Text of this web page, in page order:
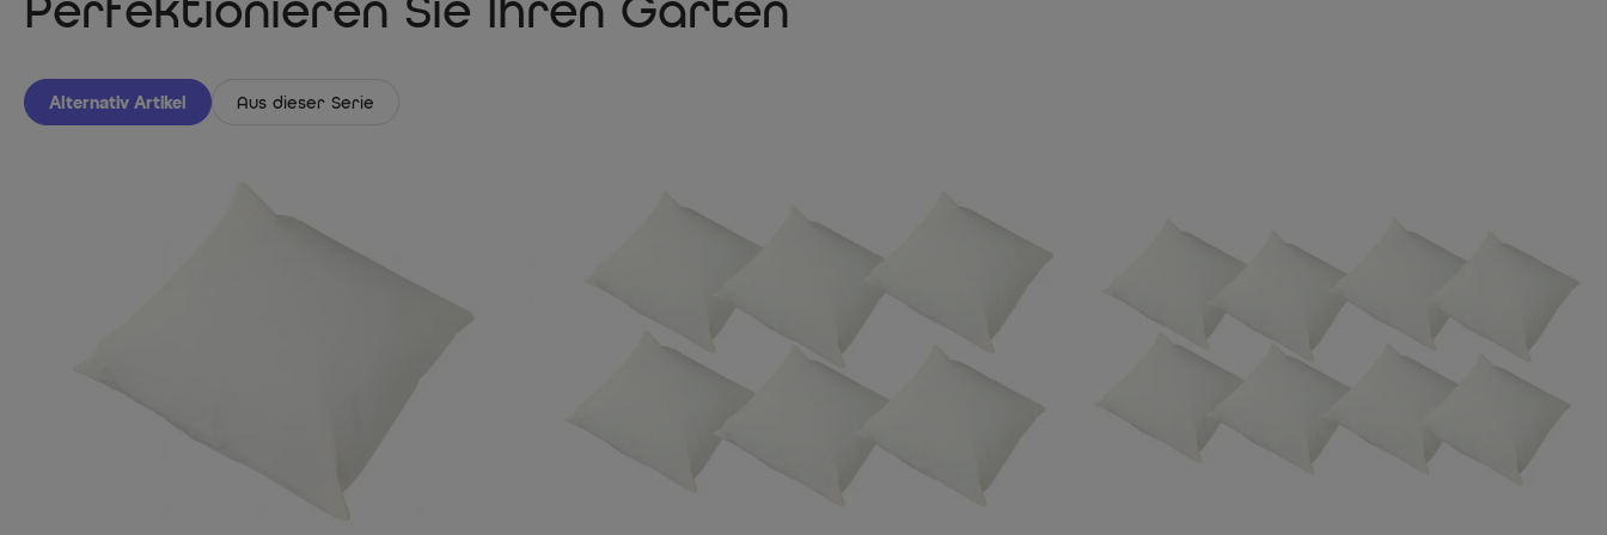
Perfektionieren Sie Ihren Garten
Alternativ Artikel Aus dieser Serie